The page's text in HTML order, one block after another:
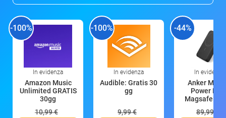
-100%
In evidenza
Amazon Music
Unlimited GRATIS
30gg
10,99 €
-100%
In evidenza
Audible: Gratis 30
gg
9,99 €
-44%
In evidenza
Anker
Power
Magsafe
89,99 €